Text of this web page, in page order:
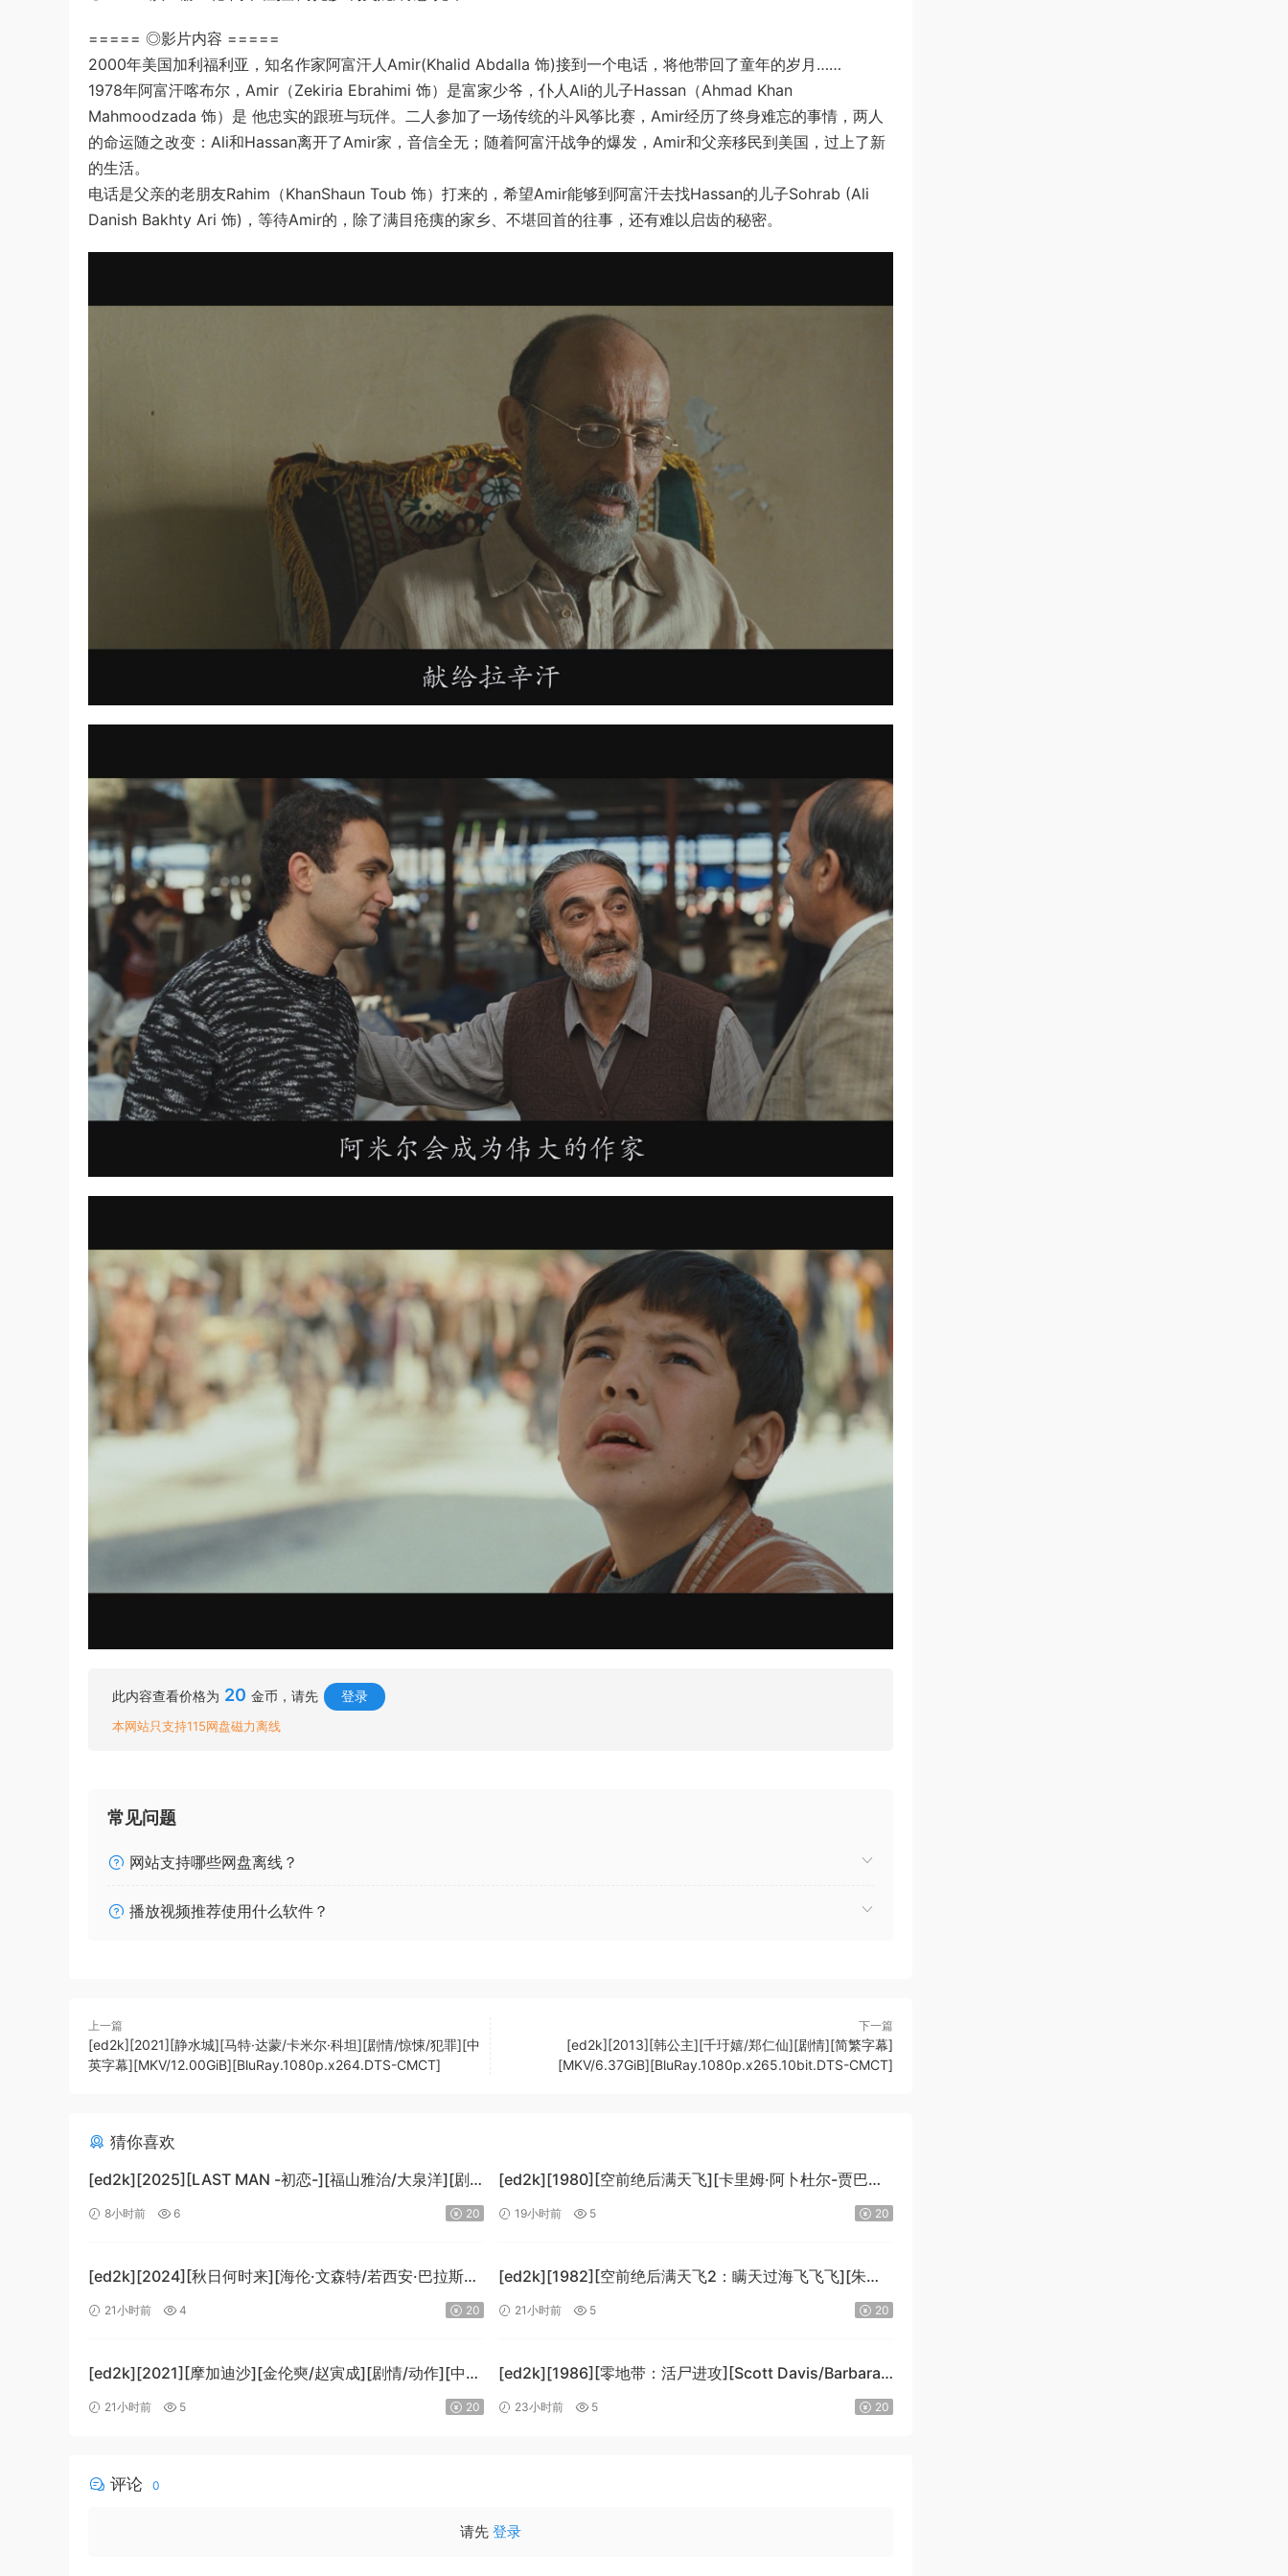
===== ◎影片内容 =====
2000年美国加利福利亚，知名作家阿富汗人Amir(Khalid Abdalla 饰)接到一个电话，将他带回了童年的岁月……
1978年阿富汗喀布尔，Amir（Zekiria Ebrahimi 饰）是富家少爷，仆人Ali的儿子Hassan（Ahmad Khan
Mahmoodzada 饰）是 他忠实的跟班与玩伴。二人参加了一场传统的斗风筝比赛，Amir经历了终身难忘的事情，两人
的命运随之改变：Ali和Hassan离开了Amir家，音信全无；随着阿富汗战争的爆发，Amir和父亲移民到美国，过上了新
的生活。
电话是父亲的老朋友Rahim（KhanShaun Toub 饰）打来的，希望Amir能够到阿富汗去找Hassan的儿子Sohrab (Ali
Danish Bakhty Ari 饰)，等待Amir的，除了满目疮痍的家乡、不堪回首的往事，还有难以启齿的秘密。
此内容查看价格为 20 金币，请先 登录
本网站只支持115网盘磁力离线
常见问题
网站支持哪些网盘离线？
播放视频推荐使用什么软件？
上一篇
[ed2k][2021][静水城][马特·达蒙/卡米尔·科坦][剧情/惊悚/犯罪][中
英字幕][MKV/12.00GiB][BluRay.1080p.x264.DTS-CMCT]
下一篇
[ed2k][2013][韩公主][千玗嬉/郑仁仙][剧情][简繁字幕]
[MKV/6.37GiB][BluRay.1080p.x265.10bit.DTS-CMCT]
猜你喜欢
[ed2k][2025][LAST MAN -初恋-][福山雅治/大泉洋][剧
情][中文字幕][MKV/5.47GiB]
8小时前 6 20
[ed2k][1980][空前绝后满天飞][卡里姆·阿卜杜尔-贾巴尔/
劳埃德·布里吉斯][喜剧][简繁英字幕][MKV/8.64GiB]
19小时前 5 20
[ed2k][2024][秋日何时来][海伦·文森特/若西安·巴拉斯
科][剧情][中文字幕][MKV/7.09GiB]
21小时前 4 20
[ed2k][1982][空前绝后满天飞2：瞒天过海飞飞飞][朱莉·
哈格蒂/罗伯特·海斯][喜剧/科幻][中文字幕]
21小时前 5 20
[ed2k][2021][摩加迪沙][金伦奭/赵寅成][剧情/动作][中文
字幕][MKV/11.47GiB][1080p.BluRay.x264.DTS-WiKi]
21小时前 5 20
[ed2k][1986][零地带：活尸进攻][Scott Davis/Barbara
Dow][恐怖][中英字幕][MKV/7.44GiB]
23小时前 5 20
评论 0
请先 登录